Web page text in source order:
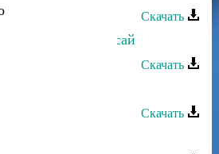
Скачать
Султан - Не бросай
Скачать
Скачать
день